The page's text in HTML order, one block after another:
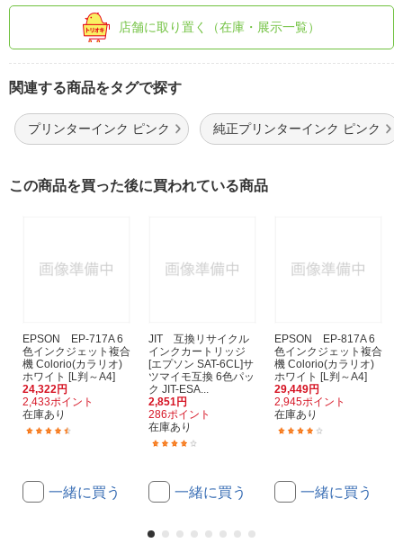
店舗に取り置く（在庫・展示一覧）
関連する商品をタグで探す
プリンターインク ピンク 純正プリンターインク ピンク
この商品を買った後に買われている商品
EPSON EP-717A 6
色インクジェット複合
機 Colorio(カラリオ)
ホワイト [L判～A4]
24,322円
2,433ポイント
在庫あり
一緒に買う
JIT 互換リサイクル
インクカートリッジ
[エプソン SAT-6CL]サ
ツマイモ互換 6色パッ
ク JIT-ESA...
2,851円
286ポイント
在庫あり
一緒に買う
EPSON EP-817A 6
色インクジェット複合
機 Colorio(カラリオ)
ホワイト [L判～A4]
29,449円
2,945ポイント
在庫あり
一緒に買う